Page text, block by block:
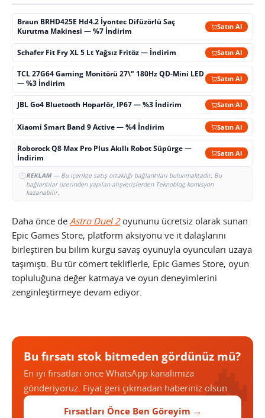
Braun BRHD425E Hd4.2 İyontec Difüzörlü Saç
Kurutma Makinesi — %7 İndirim
Satın Al
Schafer Fit Fry XL 5 Lt Yağsız Fritöz — İndirim Satın Al
TCL 27G64 Gaming Monitörü 27\" 180Hz QD-Mini LED
— %3 İndirim
Satın Al
JBL Go4 Bluetooth Hoparlör, IP67 — %3 İndirim Satın Al
Xiaomi Smart Band 9 Active — %4 İndirim Satın Al
Roborock Q8 Max Pro Plus Akıllı Robot Süpürge —
İndirim
Satın Al
REKLAM— Bu içerikte satış ortaklığı bağlantıları bulunmaktadır. Bu
bağlantılar üzerinden yapılan alışverişlerden Teknoblog komisyon
kazanabilir.
Daha önce de Astro Duel 2oyununu ücretsiz olarak sunan
Epic Games Store, platform aksiyonu ve it dalaşlarını
birleştiren bu bilim kurgu savaş oyunuyla oyuncuları uzaya
taşımıştı. Bu tür cömert tekliflerle, Epic Games Store, oyun
topluluğuna değer katmaya ve oyun deneyimlerini
zenginleştirmeye devam ediyor.
Bu fırsatı stok bitmeden gördünüz mü?
En iyi fırsatları önce WhatsApp kanalımıza
gönderiyoruz. Fiyat geri çıkmadan haberiniz olsun.
Fırsatları Önce Ben Göreyim →